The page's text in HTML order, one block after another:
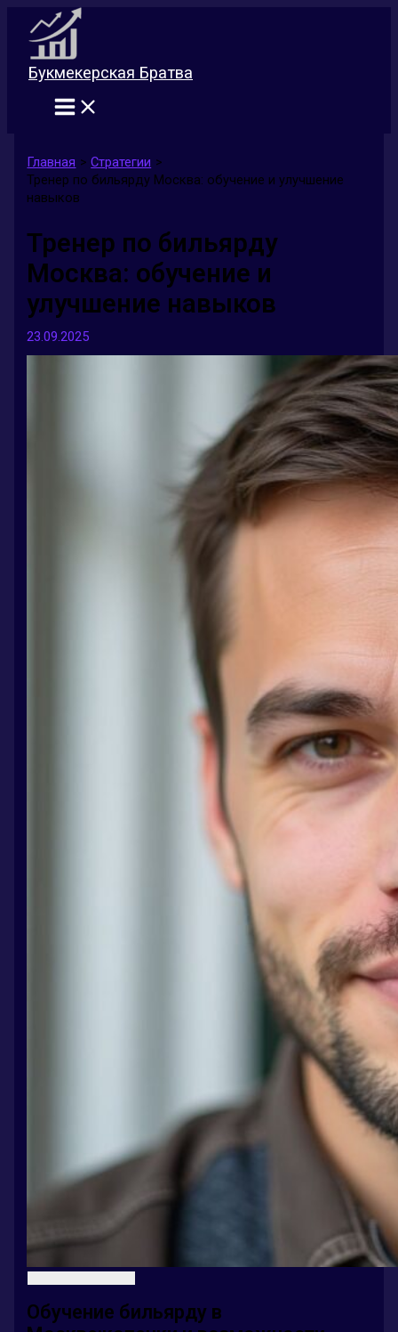
Перейти
содержимому
Букмекерская Братва
Главная
Стратегии
Тренер по бильярду Москва: обучение и улучшение
навыков
Тренер по бильярду
Москва: обучение и
улучшение навыков
23.09.2025
Обучение бильярду в